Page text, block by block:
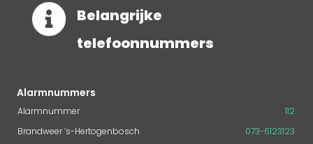

Belangrijke
telefoonnummers
Alarmnummers
Alarmnummer
112
Brandweer ‘s-Hertogenbosch
073-6123123